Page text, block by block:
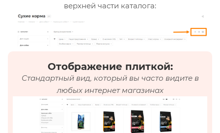
верхней части каталога:
Отображение плиткой:
Стандартный вид, который вы часто видите в
любых интернет магазинах